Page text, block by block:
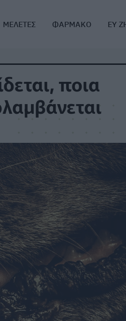
ΜΕΛΕΤΕΣ ΦΑΡΜΑΚΟ ΕΥ
ποια